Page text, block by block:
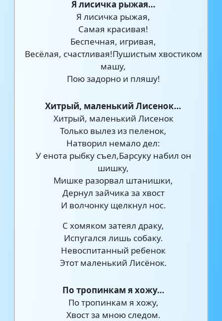
Я лисичка рыжая…
Я лисичка рыжая,
Самая красивая!
Беспечная, игривая,
Весёлая, счастливая!Пушистым хвостиком
машу,
Пою задорно и пляшу!
Хитрый, маленький Лисенок…
Хитрый, маленький Лисенок
Только вылез из пеленок,
Натворил немало дел:
У енота рыбку съел,Барсуку набил он
шишку,
Мишке разорвал штанишки,
Дернул зайчика за хвост
И волчонку щелкнул нос.
С хомяком затеял драку,
Испугался лишь собаку.
Невоспитанный ребенок
Этот маленький Лисёнок.
По тропинкам я хожу…
По тропинкам я хожу,
Хвост за мною следом.